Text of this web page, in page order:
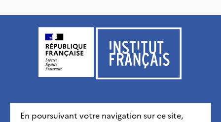
En poursuivant votre navigation sur ce site,
Institut français, tous droits réservés 2026